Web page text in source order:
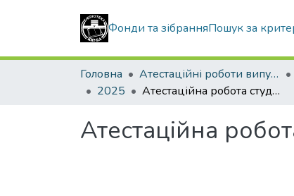
Фонди та зібранняПошук за
Головна Атестаційні роботи випускників
2025
Атестаційна робота студента Орел Максим Віталійович
Атестаційна